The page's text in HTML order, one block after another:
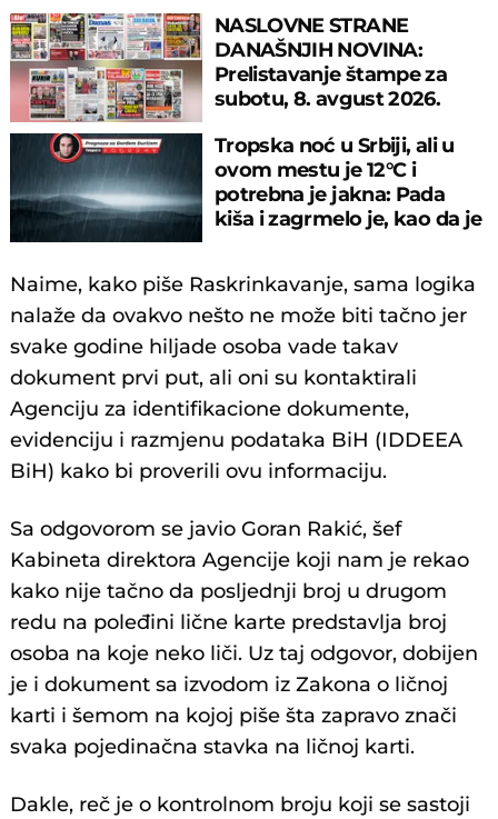
NASLOVNE STRANE
DANAŠNJIH NOVINA:
Prelistavanje štampe za
subotu, 8. avgust 2026.
Tropska noć u Srbiji, ali u
ovom mestu je 12°C i
potrebna je jakna: Pada
kiša i zagrmelo je, kao da je
Naime, kako piše Raskrinkavanje, sama logika
nalaže da ovakvo nešto ne može biti tačno jer
svake godine hiljade osoba vade takav
dokument prvi put, ali oni su kontaktirali
Agenciju za identifikacione dokumente,
evidenciju i razmjenu podataka BiH (IDDEEA
BiH) kako bi proverili ovu informaciju.
Sa odgovorom se javio Goran Rakić, šef
Kabineta direktora Agencije koji nam je rekao
kako nije tačno da posljednji broj u drugom
redu na poleđini lične karte predstavlja broj
osoba na koje neko liči. Uz taj odgovor, dobijen
je i dokument sa izvodom iz Zakona o ličnoj
karti i šemom na kojoj piše šta zapravo znači
svaka pojedinačna stavka na ličnoj karti.
Dakle, reč je o kontrolnom broju koji se sastoji